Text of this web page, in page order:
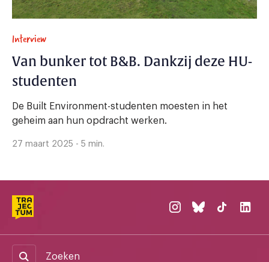
Interview
Van bunker tot B&B. Dankzij deze HU-
studenten
De Built Environment-studenten moesten in het
geheim aan hun opdracht werken.
27 maart 2025 - 5 min.
Zoeken